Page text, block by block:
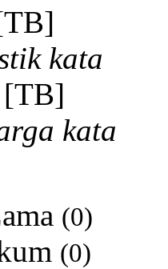
kata
[TB]
kata
(0)
(0)